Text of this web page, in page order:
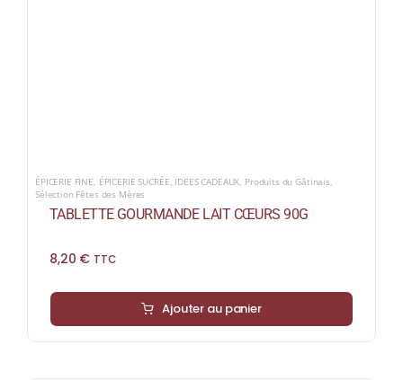
ÉPICERIE FINE ÉPICERIE SUCRÉE IDEES CADEAUX Produits du Gâtinais
Sélection Fêtes des Mères
TABLETTE GOURMANDE LAIT CŒURS 90G
8,20 € TTC
Ajouter au panier